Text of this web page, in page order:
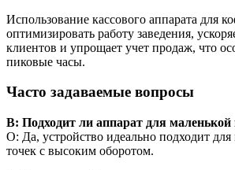
Использование кассового аппарата для
оптимизировать работу заведения,
клиентов и упрощает учет продаж, что
пиковые часы.
Часто задаваемые вопросы
В: Подходит ли аппарат для маленькой
О: Да, устройство идеально подходит
точек с высоким оборотом.